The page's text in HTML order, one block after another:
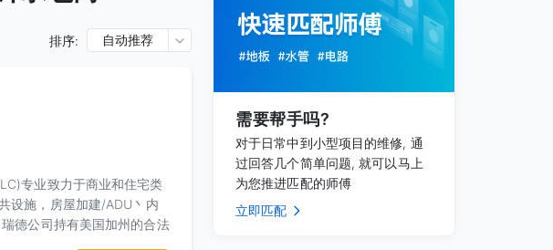
排序: 自动推荐
专业致力于商业和住宅类
设施，房屋加建/ADU丶内
德公司持有美国加州的合法
需要帮手吗?
对于日常中到小型项目的维修, 通
过回答几个简单问题, 就可以马上
为您推进匹配的师傅
立即匹配